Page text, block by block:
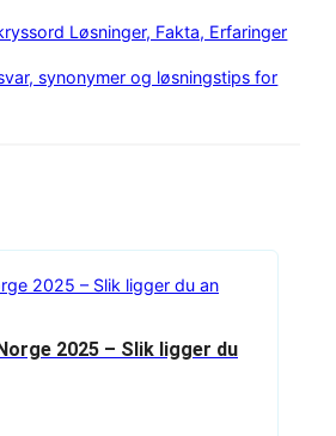
Løsninger, Fakta, Erfaringer
synonymer og løsningstips for
2025 – Slik ligger du